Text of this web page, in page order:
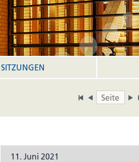
SITZUNGEN
11. Juni 2021